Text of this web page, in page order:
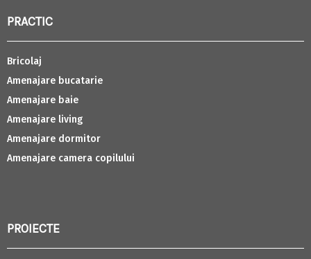
PRACTIC
Bricolaj
Amenajare bucatarie
Amenajare baie
Amenajare living
Amenajare dormitor
Amenajare camera copilului
PROIECTE